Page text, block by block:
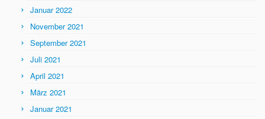
Januar 2022
November 2021
September 2021
Juli 2021
April 2021
März 2021
Januar 2021